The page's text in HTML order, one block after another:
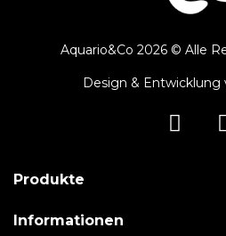
Aquario&Co 2026 © Alle
Design & Entwicklung
Produkte
Informationen